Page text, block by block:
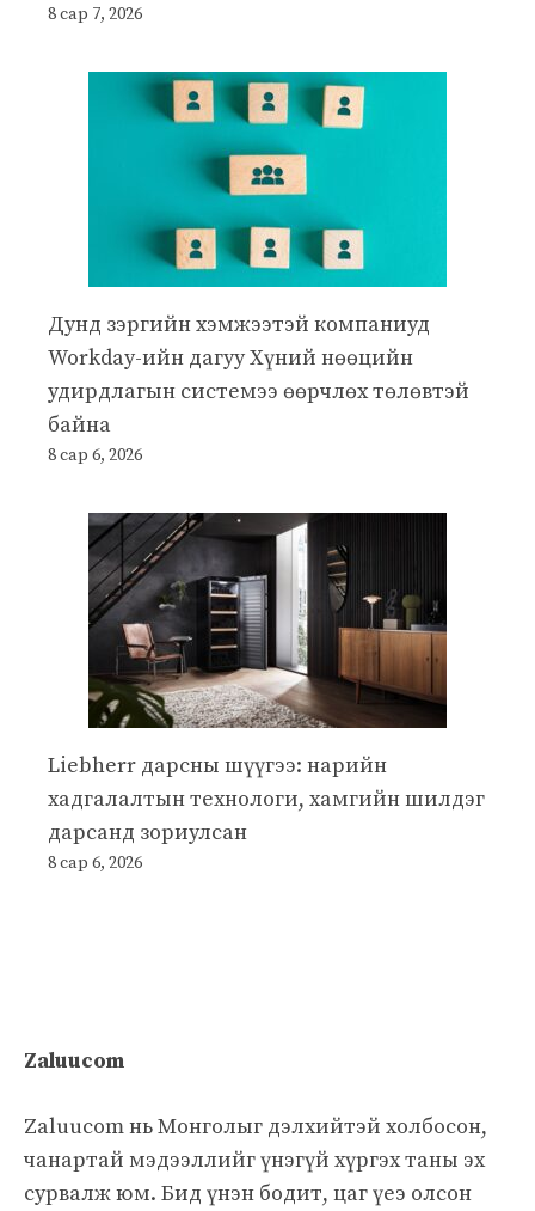
8 сар 7, 2026
Дунд зэргийн хэмжээтэй компаниуд
Workday-ийн дагуу Хүний нөөцийн
удирдлагын системээ өөрчлөх төлөвтэй
байна
8 сар 6, 2026
Liebherr дарсны шүүгээ: нарийн
хадгалалтын технологи, хамгийн шилдэг
дарсанд зориулсан
8 сар 6, 2026
Zaluucom
Zaluucom нь Монголыг дэлхийтэй холбосон,
чанартай мэдээллийг үнэгүй хүргэх таны эх
сурвалж юм. Бид үнэн бодит, цаг үеэ олсон